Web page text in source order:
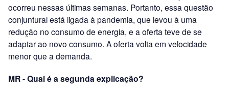
ocorreu nessas últimas semanas. Portanto, essa questão
conjuntural está ligada à pandemia, que levou à uma
redução no consumo de energia, e a oferta teve de se
adaptar ao novo consumo. A oferta volta em velocidade
menor que a demanda.
MR - Qual é a segunda explicação?